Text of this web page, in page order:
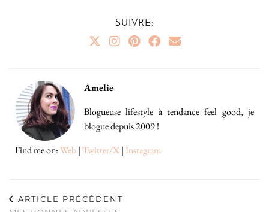
SUIVRE:
Amelie
Blogueuse lifestyle à tendance feel good, je
blogue depuis 2009 !
Find me on:Web|Twitter/X| Instagram
ARTICLE PRÉCÉDENT